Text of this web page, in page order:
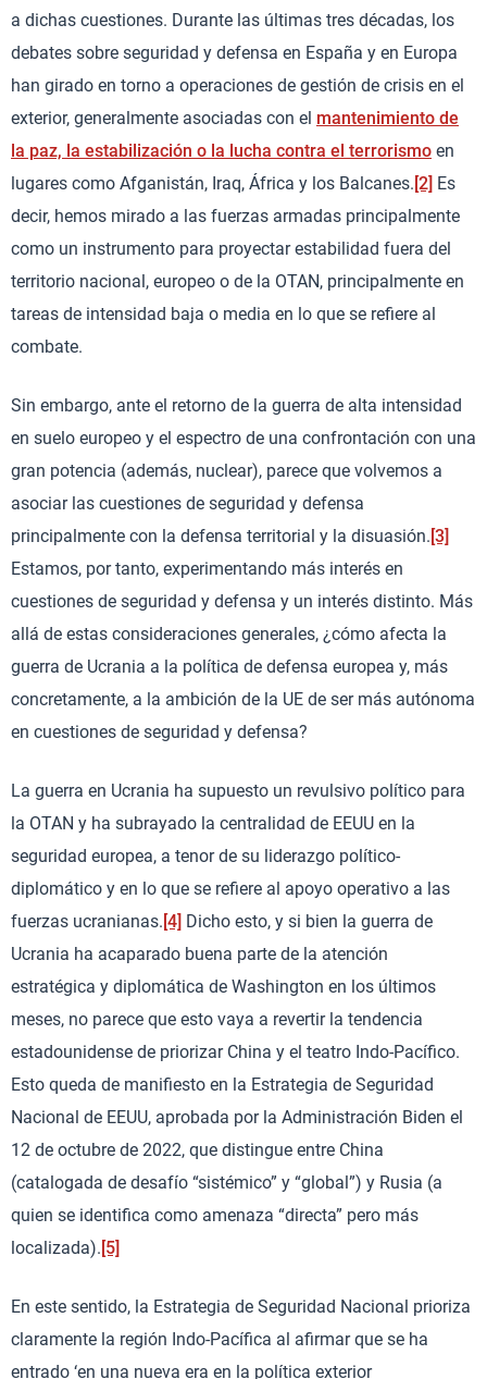
a dichas cuestiones. Durante las últimas tres décadas, los
debates sobre seguridad y defensa en España y en Europa
han girado en torno a operaciones de gestión de crisis en el
exterior, generalmente asociadas con el mantenimiento de
la paz, la estabilización o la lucha contra el terrorismo en
lugares como Afganistán, Iraq, África y los Balcanes. [2] Es
decir, hemos mirado a las fuerzas armadas principalmente
como un instrumento para proyectar estabilidad fuera del
territorio nacional, europeo o de la OTAN, principalmente en
tareas de intensidad baja o media en lo que se refiere al
combate.
Sin embargo, ante el retorno de la guerra de alta intensidad
en suelo europeo y el espectro de una confrontación con una
gran potencia (además, nuclear), parece que volvemos a
asociar las cuestiones de seguridad y defensa
principalmente con la defensa territorial y la disuasión. [3]
Estamos, por tanto, experimentando más interés en
cuestiones de seguridad y defensa y un interés distinto. Más
allá de estas consideraciones generales, ¿cómo afecta la
guerra de Ucrania a la política de defensa europea y, más
concretamente, a la ambición de la UE de ser más autónoma
en cuestiones de seguridad y defensa?
La guerra en Ucrania ha supuesto un revulsivo político para
la OTAN y ha subrayado la centralidad de EEUU en la
seguridad europea, a tenor de su liderazgo político-
diplomático y en lo que se refiere al apoyo operativo a las
fuerzas ucranianas. [4] Dicho esto, y si bien la guerra de
Ucrania ha acaparado buena parte de la atención
estratégica y diplomática de Washington en los últimos
meses, no parece que esto vaya a revertir la tendencia
estadounidense de priorizar China y el teatro Indo-Pacífico.
Esto queda de manifiesto en la Estrategia de Seguridad
Nacional de EEUU, aprobada por la Administración Biden el
12 de octubre de 2022, que distingue entre China
(catalogada de desafío “sistémico” y “global”) y Rusia (a
quien se identifica como amenaza “directa” pero más
localizada). [5]
En este sentido, la Estrategia de Seguridad Nacional prioriza
claramente la región Indo-Pacífica al afirmar que se ha
entrado ‘en una nueva era en la política exterior